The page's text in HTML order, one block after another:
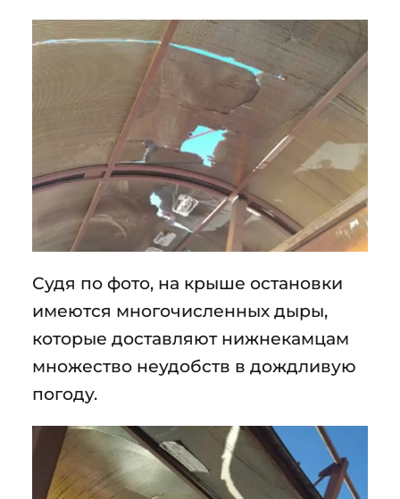
Судя по фото, на крыше остановки
имеются многочисленных дыры,
которые доставляют нижнекамцам
множество неудобств в дождливую
погоду.